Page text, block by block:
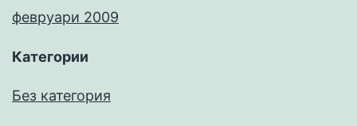
февруари 2009
Категории
Без категория